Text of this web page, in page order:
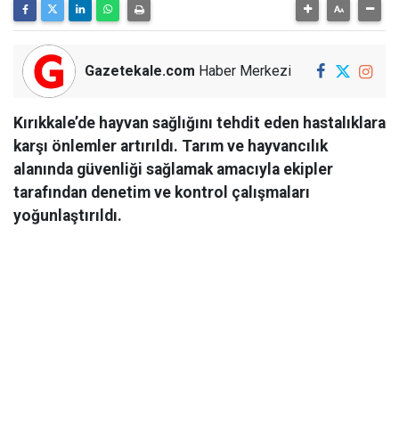
Gazetekale.com Haber Merkezi
Kırıkkale’de hayvan sağlığını tehdit eden hastalıklara
karşı önlemler artırıldı. Tarım ve hayvancılık
alanında güvenliği sağlamak amacıyla ekipler
tarafından denetim ve kontrol çalışmaları
yoğunlaştırıldı.